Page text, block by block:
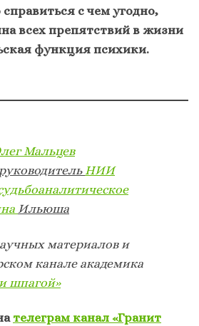
справиться с чем угодно,
всех препятствий в жизни
функция психики.
Мальцев
НИИ
Ильюша
материалов и
канале академика
шпагой»
телеграм канал «Гранит